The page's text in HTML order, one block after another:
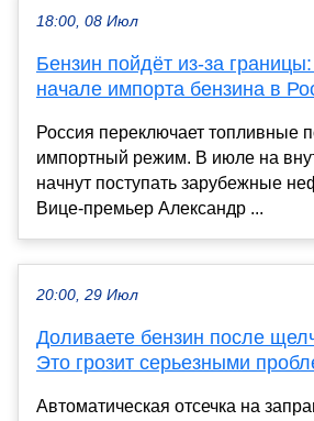
18:00, 08 Июл
Бензин пойдёт из-за
начале импорта бензина в
Россия переключает топливные
импортный режим. В июле на
начнут поступать зарубежные
Вице-премьер Александр ...
20:00, 29 Июл
Доливаете бензин после
Это грозит серьезными
Автоматическая отсечка на